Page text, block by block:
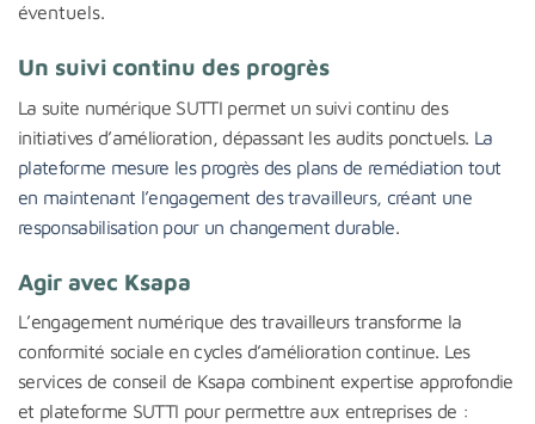
éventuels.
Un suivi continu des progrès
La suite numérique SUTTI permet un suivi continu des
initiatives d’amélioration, dépassant les audits ponctuels. La
plateforme mesure les progrès des plans de remédiation tout
en maintenant l’engagement des travailleurs, créant une
responsabilisation pour un changement durable.
Agir avec Ksapa
L’engagement numérique des travailleurs transforme la
conformité sociale en cycles d’amélioration continue. Les
services de conseil de Ksapa combinent expertise approfondie
et plateforme SUTTI pour permettre aux entreprises de :